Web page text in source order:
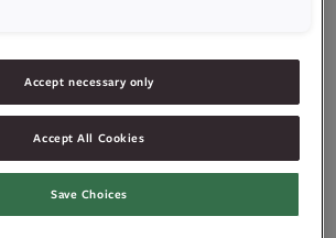
med lemoncurd og
marengs
Accept necessary only
Accept All Cookies
Save Choices